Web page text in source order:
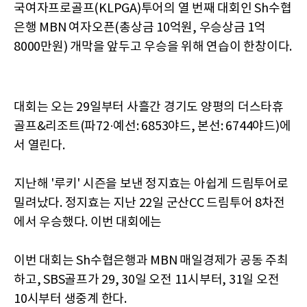
국여자프로골프(KLPGA)투어의 열 번째 대회인 Sh수협
은행 MBN 여자오픈(총상금 10억원, 우승상금 1억
8000만원) 개막을 앞두고 우승을 위해 연습이 한창이다.
대회는 오는 29일부터 사흘간 경기도 양평의 더스타휴
골프&리조트(파72·예선: 6853야드, 본선: 6744야드)에
서 열린다.
지난해 '루키' 시즌을 보낸 정지효는 아쉽게 드림투어로
밀려났다. 정지효는 지난 22일 군산CC 드림투어 8차전
에서 우승했다. 이번 대회에는
이번 대회는 Sh수협은행과 MBN 매일경제가 공동 주최
하고, SBS골프가 29, 30일 오전 11시부터, 31일 오전
10시부터 생중계 한다.